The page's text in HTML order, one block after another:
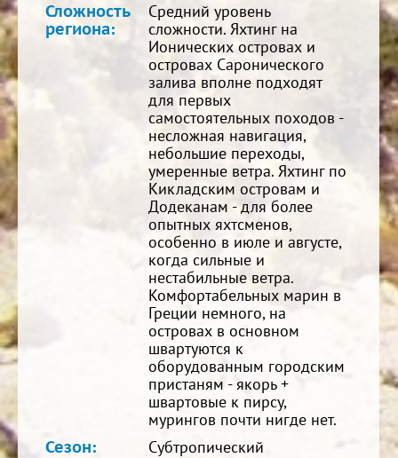
Сложность
региона:
Средний уровень
сложности. Яхтинг на
Ионических островах и
островах Саронического
залива вполне подходят
для первых
самостоятельных походов -
несложная навигация,
небольшие переходы,
умеренные ветра. Яхтинг по
Кикладским островам и
Додеканам - для более
опытных яхтсменов,
особенно в июле и августе,
когда сильные и
нестабильные ветра.
Комфортабельных марин в
Греции немного, на
островах в основном
швартуются к
оборудованным городским
пристаням - якорь +
швартовые к пирсу,
мурингов почти нигде нет.
Сезон:
Субтропический